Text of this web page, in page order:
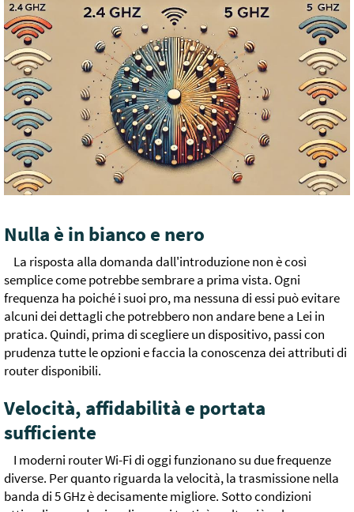
Nulla è in bianco e nero
La risposta alla domanda dall'introduzione non è così
semplice come potrebbe sembrare a prima vista. Ogni
frequenza ha poiché i suoi pro, ma nessuna di essi può evitare
alcuni dei dettagli che potrebbero non andare bene a Lei in
pratica. Quindi, prima di scegliere un dispositivo, passi con
prudenza tutte le opzioni e faccia la conoscenza dei attributi di
router disponibili.
Velocità, affidabilità e portata
sufficiente
I moderni router Wi-Fi di oggi funzionano su due frequenze
diverse. Per quanto riguarda la velocità, la trasmissione nella
banda di 5 GHz è decisamente migliore. Sotto condizioni